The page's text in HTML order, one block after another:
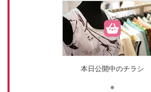
本日公開中のチラシ